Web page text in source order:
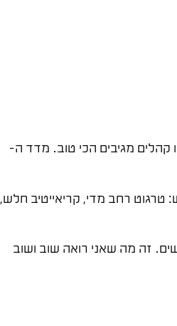
קהלים מגיבים הכי טוב. מדד ה-
אחת משלוש: טרגוט רחב מדי, קריאייטיב חלש,
להורדה של 30-40% בעלות ליד תוך ששה חודשים. זה מה שאני רואה שוב ושוב